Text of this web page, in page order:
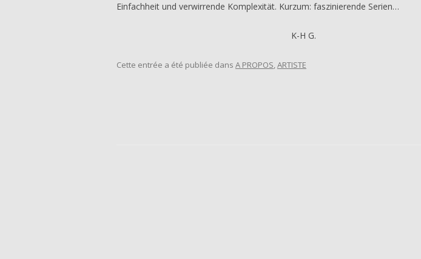
Einfachheit und verwirrende Komplexität. Kurzum: faszinierende Serien…
K-H G.
Cette entrée a été publiée dans A PROPOS,ARTISTE